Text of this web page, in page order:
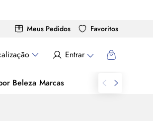
Meus Pedidos Favoritos
Entrar
Beleza Marcas